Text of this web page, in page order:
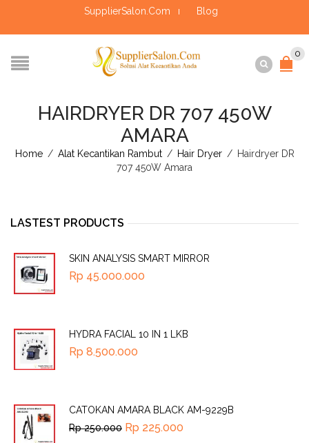
SupplierSalon.Com Blog
0
HAIRDRYER DR 707 450W
AMARA
Home / Alat Kecantikan Rambut / Hair Dryer / Hairdryer DR
707 450W Amara
LASTEST PRODUCTS
SKIN ANALYSIS SMART MIRROR
Rp 45.000.000
HYDRA FACIAL 10 IN 1 LKB
Rp 8.500.000
CATOKAN AMARA BLACK AM-9229B
Rp250.000 Rp 225.000